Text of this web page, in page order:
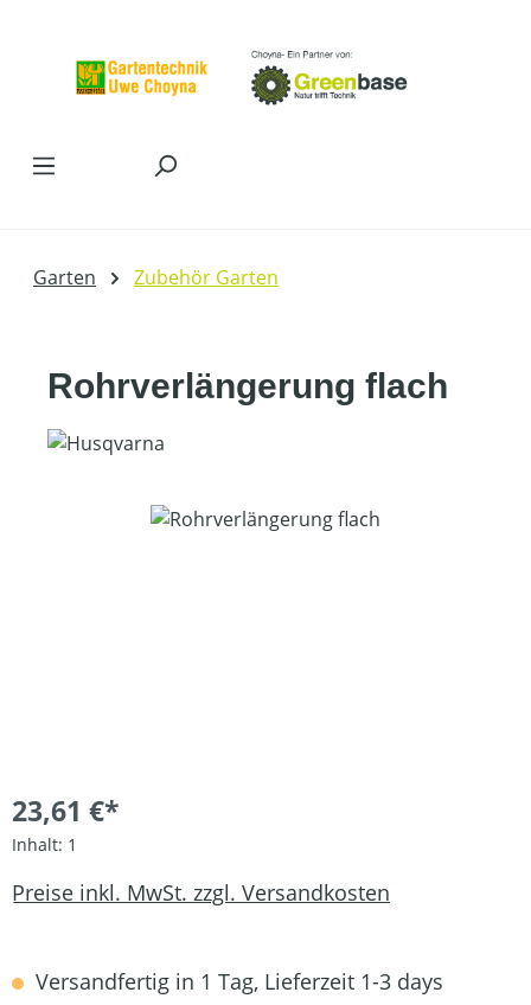
Garten Zubehör Garten
Rohrverlängerung flach
Bildergalerie überspringen
23,61 €*
Inhalt: 1
Preise inkl. MwSt. zzgl. Versandkosten
Versandfertig in 1 Tag, Lieferzeit 1-3 days